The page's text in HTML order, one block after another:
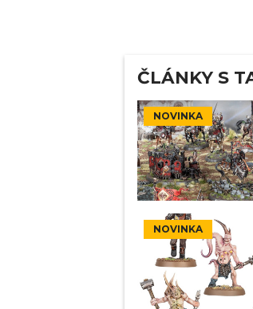
ČLÁNKY S
NOVINKA
NOVINKA